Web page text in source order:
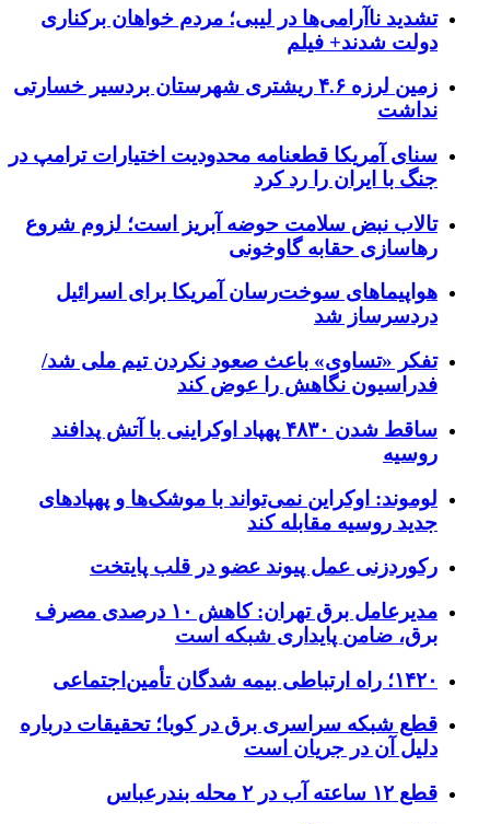
تشدید ناآرامی‌ها در لیبی؛ مردم خواهان برکناری
دولت شدند+ فیلم
زمین لرزه ۴.۶ ریشتری شهرستان بردسیر خسارتی
نداشت
سنای آمریکا قطعنامه محدودیت اختیارات ترامپ در
جنگ با ایران را رد کرد
تالاب نبض سلامت حوضه آبریز است؛ لزوم شروع
رهاسازی حقابه گاوخونی
هواپیماهای سوخت‌رسان آمریکا برای اسرائیل
دردسرساز شد
تفکر «تساوی» باعث صعود نکردن تیم ملی شد/
فدراسیون نگاهش را عوض کند
ساقط شدن ۴۸۳۰ پهپاد اوکراینی با آتش پدافند
روسیه
لوموند: اوکراین نمی‌تواند با موشک‌ها و پهپادهای
جدید روسیه مقابله کند
رکوردزنی عمل پیوند عضو در قلب پایتخت
مدیرعامل برق تهران: کاهش ۱۰ درصدی مصرف
برق، ضامن پایداری شبکه است
۱۴۲۰؛ راه ارتباطی بیمه شدگان تأمین‌اجتماعی
قطع شبکه سراسری برق در کوبا؛ تحقیقات درباره
دلیل آن در جریان است
قطع ۱۲ ساعته آب در ۲ محله بندرعباس